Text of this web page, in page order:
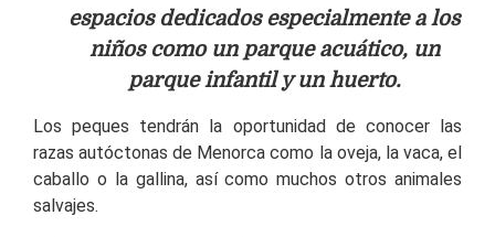
espacios dedicadosespecialmente a los
niños como un parque acuático, un
parque infantil y un huerto.
Los peques tendrán la oportunidad de conocer las
razas autóctonas de Menorca como la oveja, la vaca, el
caballo o la gallina, así como muchos otros animales
salvajes.